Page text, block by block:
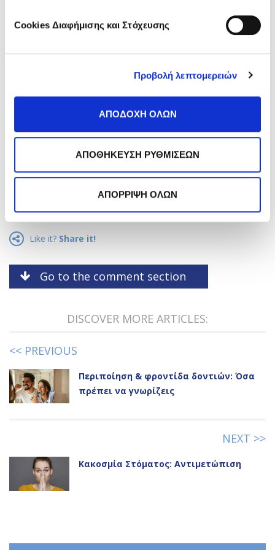
Cookies Διαφήμισης και Στόχευσης
Προβολή λεπτομερειών
ΑΠΟΔΟΧΗ ΟΛΩΝ
ΑΠΟΘΗΚΕΥΣΗ ΡΥΘΜΙΣΕΩΝ
ΑΠΟΡΡΙΨΗ ΟΛΩΝ
Κάνε εγγραφή στο newsletter
της Frezyderm!
Αποδέχομαι τηνΠολιτική Απορρήτου
Εγγραφή
Like it? Share it!
Go to the comment section
DISCOVER MORE ARTICLES:
<< PREVIOUS
Περιποίηση & φροντίδα δοντιών: Όσα
πρέπει να γνωρίζεις
NEXT >>
Κακοσμία Στόματος: Αντιμετώπιση